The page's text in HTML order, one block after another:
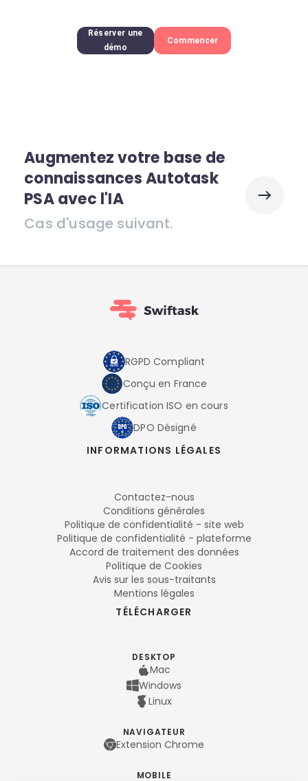
Réserver une
démo
Commencer
Augmentez votre base de
connaissances Autotask
PSA avec l'IA
Cas d'usage suivant.
RGPD Compliant
Conçu en France
Certification ISO en cours
DPO Désigné
INFORMATIONS LÉGALES
Contactez-nous
Conditions générales
Politique de confidentialité - site web
Politique de confidentialité - plateforme
Accord de traitement des données
Politique de Cookies
Avis sur les sous-traitants
Mentions légales
TÉLÉCHARGER
DESKTOP
Mac
Windows
Linux
NAVIGATEUR
Extension Chrome
MOBILE